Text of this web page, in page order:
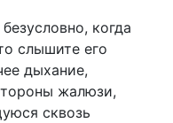
когда
слышите его
дыхание,
жалюзи,
сквозь